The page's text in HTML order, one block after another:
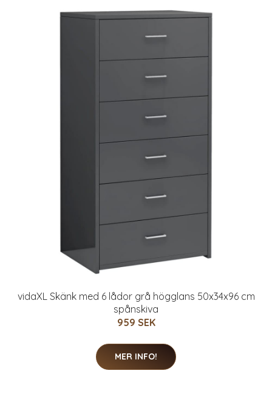
vidaXL Skänk med 6 lådor grå högglans 50x34x96 cm
spånskiva
959 SEK
MER INFO!